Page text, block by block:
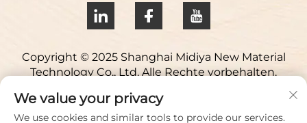
Copyright © 2025 Shanghai Midiya New Material
Technology Co., Ltd. Alle Rechte vorbehalten.
Datenschutzrichtlinie
Kontaktieren Sie uns
We value your privacy
We use cookies and similar tools to provide our services.